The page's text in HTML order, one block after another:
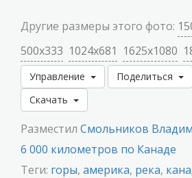
Другие размеры этого фото:
500x333 1024x681 1625x1080
Управление
Поделиться
Скачать
Разместил Смольников
6 000 километров по Канаде
Теги: горы, америка, река,